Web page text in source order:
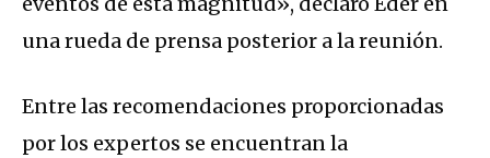
una rueda de prensa posterior a la reunión.
Entre las recomendaciones proporcionadas
por los expertos se encuentran la